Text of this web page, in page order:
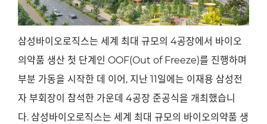
삼성바이오로직스는 세계 최대 규모의 4공장에서 바이오
의약품 생산 첫 단계인 OOF(Out of Freeze)를 진행하며
부분 가동을 시작한 데 이어 , 지난 11 일에는 이재용 삼성전
자 부회장이 참석한 가운데 4공장 준공식을 개최했습니
다. 삼성바이오로직스는 세계 최대 규모의 바이오의약품 생